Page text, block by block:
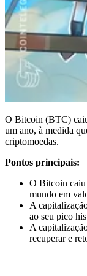
O Bitcoin (BTC)
um ano, à medida
criptomoedas.
Pontos principais:
O Bitcoin caiu
mundo em
A
ao seu pico
A
recuperar e